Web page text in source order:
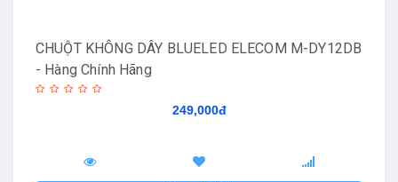
CHUỘT KHÔNG DÂY BLUELED ELECOM M-DY12DB
- Hàng Chính Hãng
249,000đ